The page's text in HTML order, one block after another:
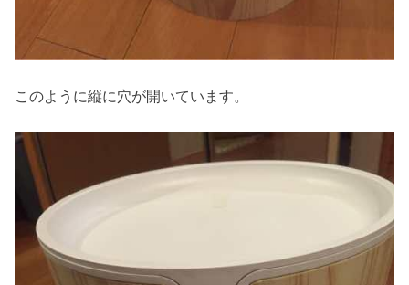
このように縦に穴が開いています。